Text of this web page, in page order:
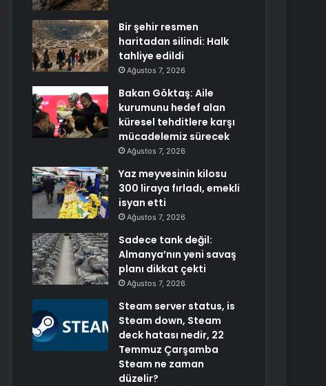
Bir şehir resmen
haritadan silindi: Halk
tahliye edildi
Ağustos 7, 2026
Bakan Göktaş: Aile
kurumunu hedef alan
küresel tehditlere karşı
mücadelemiz sürecek
Ağustos 7, 2026
Yaz meyvesinin kilosu
300 liraya fırladı, emekli
isyan etti
Ağustos 7, 2026
Sadece tank değil:
Almanya’nın yeni savaş
planı dikkat çekti
Ağustos 7, 2026
Steam server status, is
Steam down, Steam
deck hatası nedir, 22
Temmuz Çarşamba
Steam ne zaman
düzelir?